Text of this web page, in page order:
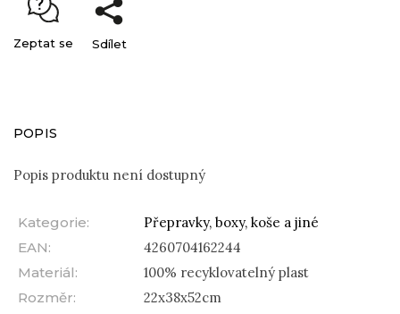
Zeptat se Sdílet
POPIS
Popis produktu není dostupný
Kategorie:
Přepravky, boxy, koše a jiné
EAN:
4260704162244
Materiál:
100% recyklovatelný plast
Rozměr: 22x38x52cm